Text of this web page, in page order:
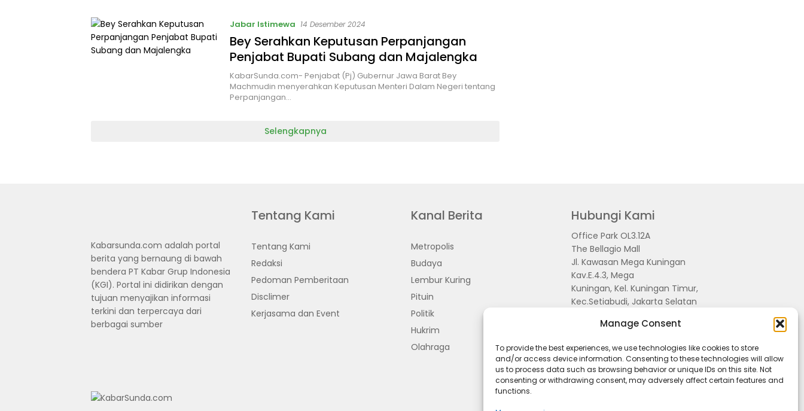
Manage Consent
To provide the best experiences, we use technologies like cookies to store
and/or access device information. Consenting to these technologies will allow
us to process data such as browsing behavior or unique IDs on this site. Not
consenting or withdrawing consent, may adversely affect certain features and
functions.
Jabar Istimewa 14 Desember 2024
Bey Serahkan Keputusan Perpanjangan
Penjabat Bupati Subang dan Majalengka
KabarSunda.com- Penjabat (Pj) Gubernur Jawa Barat Bey
Machmudin menyerahkan Keputusan Menteri Dalam Negeri tentang
Perpanjangan…
Selengkapnya
Kabarsunda.com adalah portal
berita yang bernaung di bawah
bendera PT Kabar Grup Indonesia
(KGI). Portal ini didirikan dengan
tujuan menyajikan informasi
terkini dan terpercaya dari
berbagai sumber
Tentang Kami
Tentang Kami
Redaksi
Pedoman Pemberitaan
Disclimer
Kerjasama dan Event
Kanal Berita
Metropolis
Budaya
Lembur Kuring
Pituin
Politik
Hukrim
Olahraga
Hubungi Kami
Office Park OL3.12A
The Bellagio Mall
Jl. Kawasan Mega Kuningan
Kav.E.4.3, Mega
Kuningan, Kel. Kuningan Timur,
Kec.Setiabudi, Jakarta Selatan